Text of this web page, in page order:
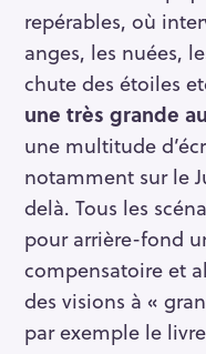
repérables, où
anges, les nuées,
chute des étoiles
une très grande
une multitude
notamment sur le
delà. Tous les
pour arrière-fond
compensatoire et
des visions à «
par exemple le